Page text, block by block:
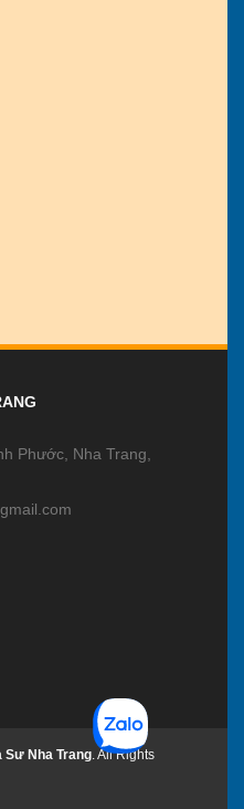
Phước, Nha Trang,
Sư Nha Trang . All Rights